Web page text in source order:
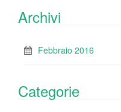
Archivi
Febbraio 2016
Categorie